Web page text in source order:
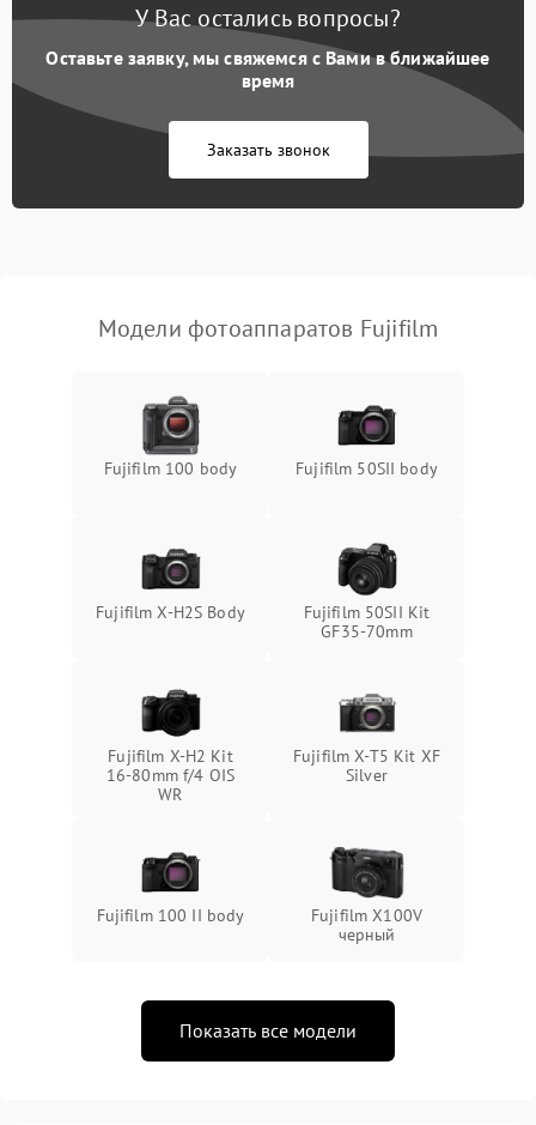
У Вас остались вопросы?
Оставьте заявку, мы свяжемся с Вами в ближайшее
время
Заказать звонок
Модели фотоаппаратов Fujifilm
Fujifilm 100 body Fujifilm 50SII body
Fujifilm X-H2S Body
Fujifilm 50SII Kit
GF35-70mm
Fujifilm X-H2 Kit
16-80mm f/4 OIS
WR
Fujifilm X-T5 Kit XF
Silver
Fujifilm 100 II body
Fujifilm X100V
черный
Показать все модели